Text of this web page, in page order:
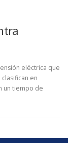
eléctrica que
en
un tiempo de